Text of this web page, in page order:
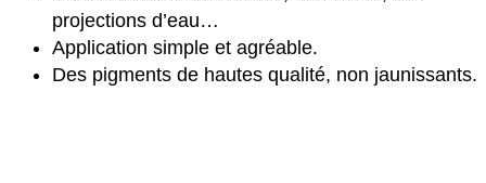
projections d’eau…
Application simple et agréable.
Des pigments de hautes qualité, non jaunissants.